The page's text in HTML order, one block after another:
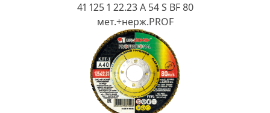
41 125 1 22.23 A 54 S BF 80
мет.+нерж.PROF